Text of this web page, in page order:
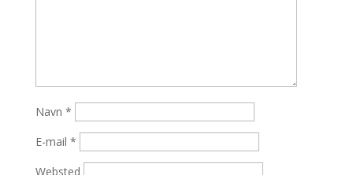
Navn *
E-mail *
Websted